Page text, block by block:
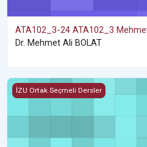
ATA102_3-24 ATA102_3
Dr. Mehmet Ali BOLAT
ATA102_4-24 ATA102_4 Beytullah
İZU Ortak Seçmeli Dersler